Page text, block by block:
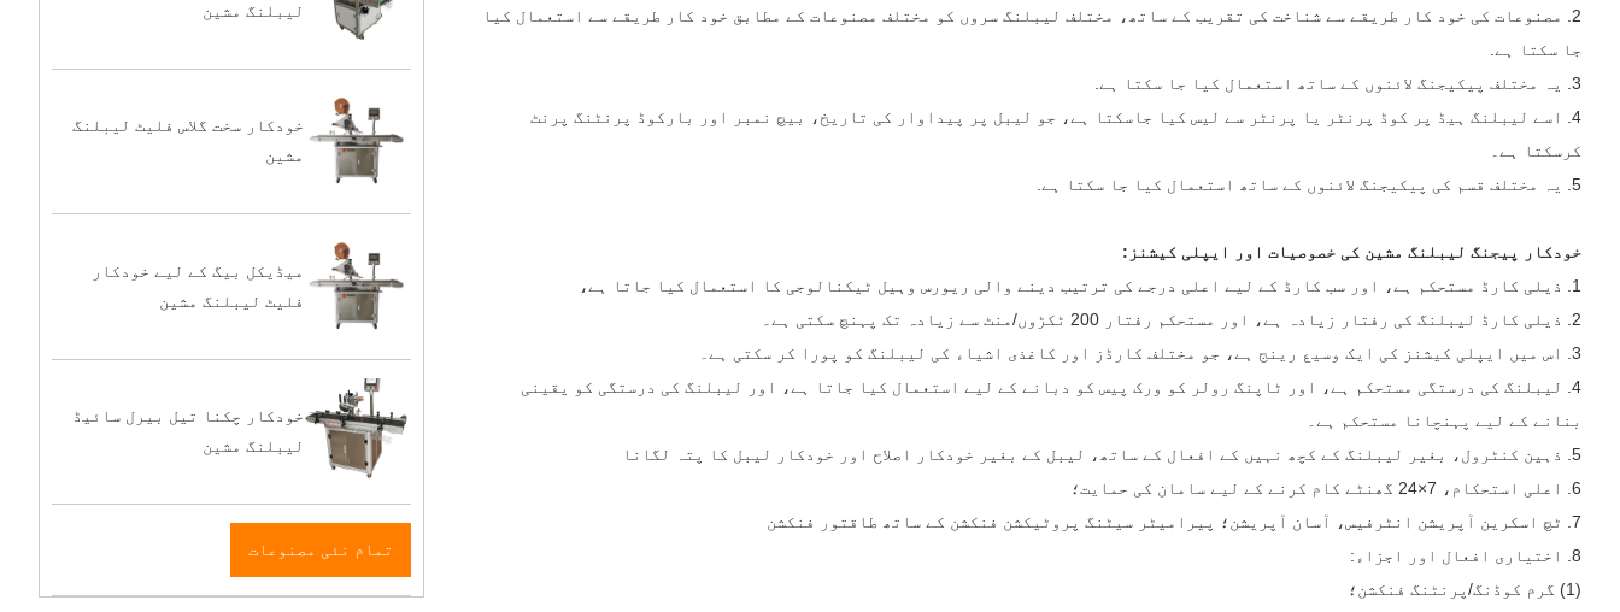
لیبلنگ مشین
خودکار سخت گلاس فلیٹ لیبلنگ
مشین
میڈیکل بیگ کے لیے خودکار
فلیٹ لیبلنگ مشین
خودکار چکنا تیل بیرل سائیڈ
لیبلنگ مشین
تمام نئی مصنوعات
2. مصنوعات کی خود کار طریقے سے شناخت کی تقریب کے ساتھ، مختلف لیبلنگ سروں کو مختلف مصنوعات کے مطابق خود کار طریقے سے استعمال کیا
جا سکتا ہے.
3. یہ مختلف پیکیجنگ لائنوں کے ساتھ استعمال کیا جا سکتا ہے.
4. اسے لیبلنگ ہیڈ پر کوڈ پرنٹر یا پرنٹر سے لیس کیا جاسکتا ہے، جو لیبل پر پیداوار کی تاریخ، بیچ نمبر اور بارکوڈ پرنٹنگ پرنٹ
کرسکتا ہے۔
5. یہ مختلف قسم کی پیکیجنگ لائنوں کے ساتھ استعمال کیا جا سکتا ہے.
خودکار پیجنگ لیبلنگ مشین کی خصوصیات اور ایپلی کیشنز:
1. ذیلی کارڈ مستحکم ہے، اور سب کارڈ کے لیے اعلی درجے کی ترتیب دینے والی ریورس وہیل ٹیکنالوجی کا استعمال کیا جاتا ہے،
2. ذیلی کارڈ لیبلنگ کی رفتار زیادہ ہے، اور مستحکم رفتار 200 ٹکڑوں/منٹ سے زیادہ تک پہنچ سکتی ہے۔
3. اس میں ایپلی کیشنز کی ایک وسیع رینج ہے، جو مختلف کارڈز اور کاغذی اشیاء کی لیبلنگ کو پورا کر سکتی ہے۔
4. لیبلنگ کی درستگی مستحکم ہے، اور ٹاپنگ رولر کو ورک پیس کو دبانے کے لیے استعمال کیا جاتا ہے، اور لیبلنگ کی درستگی کو یقینی
بنانے کے لیے پہنچانا مستحکم ہے۔
5. ذہین کنٹرول، بغیر لیبلنگ کے کچھ نہیں کے افعال کے ساتھ، لیبل کے بغیر خودکار اصلاح اور خودکار لیبل کا پتہ لگانا
6. اعلی استحکام، 7×24 گھنٹے کام کرنے کے لیے سامان کی حمایت؛
7. ٹچ اسکرین آپریشن انٹرفیس، آسان آپریشن؛ پیرامیٹر سیٹنگ پروٹیکشن فنکشن کے ساتھ طاقتور فنکشن
8. اختیاری افعال اور اجزاء:
(1) گرم کوڈنگ/پرنٹنگ فنکشن؛